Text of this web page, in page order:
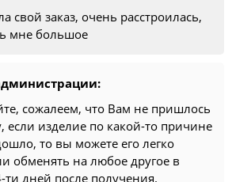
свой заказ, очень расстроилась,
мне большое
сожалеем, что Вам не пришлось
если изделие по какой-то причине
то вы можете его легко
обменять на любое другое в
ти дней после получения.